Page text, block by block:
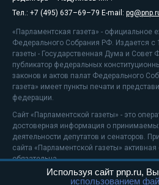
Тел.: +7 (495) 637–69–79 E-mail:
«Парламентская газета» - официальное
Федерального Собрания РФ. Издается с
газеты - Государственная Дума и
публикатор федеральных
законов и актов палат Федерального
газета» имеет пункты печати и
федерации.
Сайт «Парламентской газеты» - это
достоверная информация о
деятельности депутатов и сенаторов.
сайта «Парламентской газеты»
обязательна.
На информационном ресурсе
Используя сайт pnp.ru,
использованием